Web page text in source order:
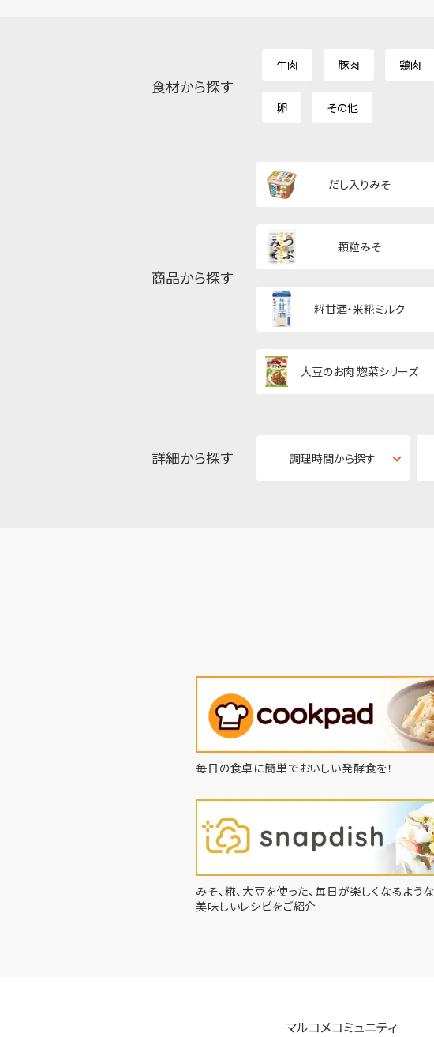
食材から探す
牛肉 豚肉 鶏肉
卵 その他
商品から探す
だし入りみそ
顆粒みそ
糀甘酒・米糀ミルク
大豆のお肉 惣菜シリーズ
詳細から探す 調理時間から探す
毎日の食卓に簡単でおいしい発酵食を！
みそ、糀、大豆を使った、毎日が楽しくなるような
美味しいレシピをご紹介
マルコメコミュニティ